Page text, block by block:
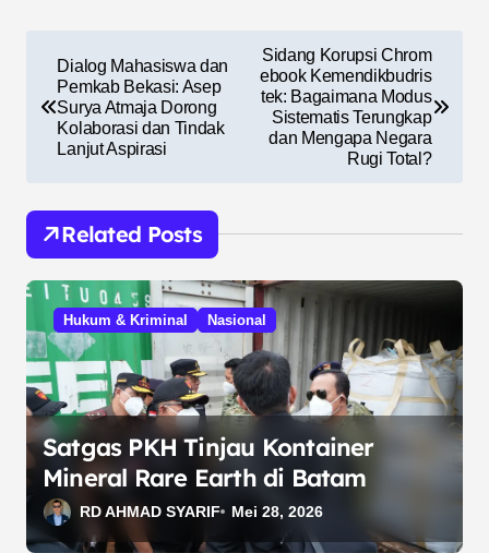
a
s
i
p
o
s
Dialog Mahasiswa dan
Pemkab Bekasi: Asep
Surya Atmaja Dorong
Kolaborasi dan Tindak
Lanjut Aspirasi
Sidang Korupsi Chrom
ebook Kemendikbudris
tek: Bagaimana Modus
Sistematis Terungkap
dan Mengapa Negara
Rugi Total?
Related Posts
Hukum & Kriminal Nasional
Satgas PKH Tinjau Kontainer
Mineral Rare Earth di Batam
RD AHMAD SYARIF Mei 28, 2026